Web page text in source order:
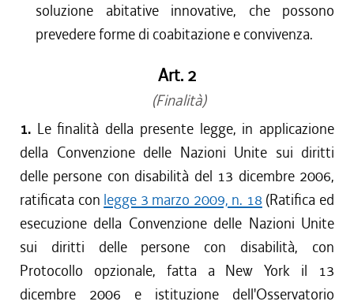
soluzione abitative innovative, che possono
prevedere forme di coabitazione e convivenza.
Art. 2
(Finalità)
1. Le finalità della presente legge, in applicazione
della Convenzione delle Nazioni Unite sui diritti
delle persone con disabilità del 13 dicembre 2006,
ratificata con legge 3 marzo 2009, n. 18 (Ratifica ed
esecuzione della Convenzione delle Nazioni Unite
sui diritti delle persone con disabilità, con
Protocollo opzionale, fatta a New York il 13
dicembre 2006 e istituzione dell'Osservatorio